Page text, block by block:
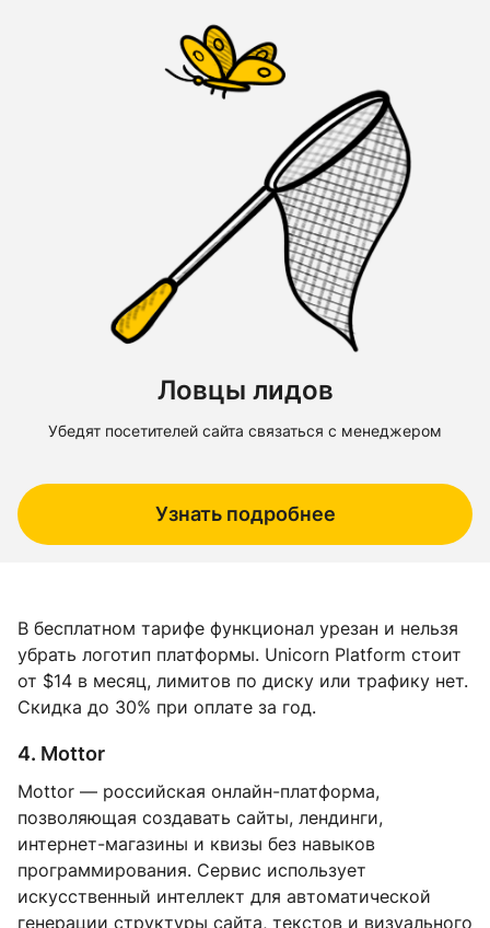
Ловцы лидов
Убедят посетителей сайта связаться с менеджером
Узнать подробнее
В бесплатном тарифе функционал урезан и нельзя
убрать логотип платформы. Unicorn Platform стоит
от $14 в месяц, лимитов по диску или трафику нет.
Скидка до 30% при оплате за год.
4. Mottor
Mottor — российская онлайн-платформа,
позволяющая создавать сайты, лендинги,
интернет-магазины и квизы без навыков
программирования. Сервис использует
искусственный интеллект для автоматической
генерации структуры сайта, текстов и визуального